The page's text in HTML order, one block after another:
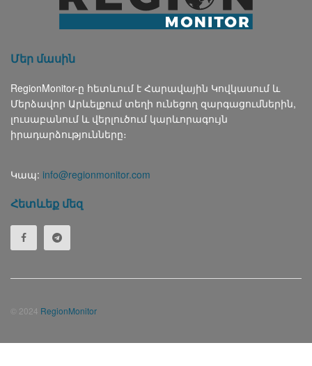
Մեր մասին
RegionMonitor-ը հետևում է Հարավային Կովկասում և
Մերձավոր Արևելքում տեղի ունեցող զարգացումներին,
լուսաբանում և վերլուծում կարևորագույն
իրադարձությունները։
Կապ: info@regionmonitor.com
Հետևեք մեզ
© 2024 RegionMonitor